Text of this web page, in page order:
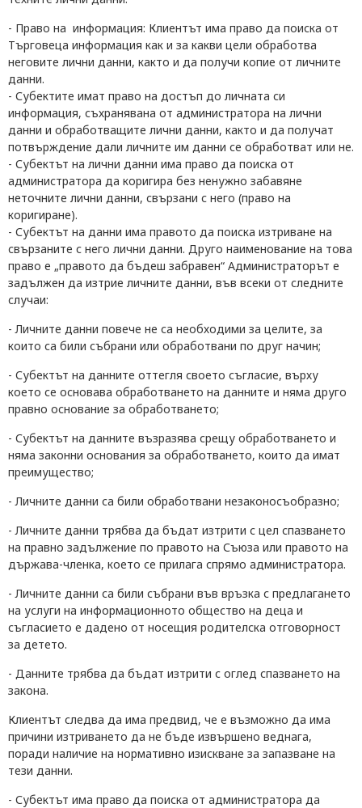
- Право на информация: Клиентът има право да поиска от
Търговеца информация как и за какви цели обработва
неговите лични данни, както и да получи копие от личните
данни.
- Субектите имат право на достъп до личната си
информация, съхранявана от администратора на лични
данни и обработващите лични данни, както и да получат
потвърждение дали личните им данни се обработват или не.
- Субектът на лични данни има право да поиска от
администратора да коригира без ненужно забавяне
неточните лични данни, свързани с него (право на
коригиране).
- Субектът на данни има правото да поиска изтриване на
свързаните с него лични данни. Друго наименование на това
право е „правото да бъдеш забравен“ Администраторът е
задължен да изтрие личните данни, във всеки от следните
случаи:
- Личните данни повече не са необходими за целите, за
които са били събрани или обработвани по друг начин;
- Субектът на данните оттегля своето съгласие, върху
което се основава обработването на данните и няма друго
правно основание за обработването;
- Субектът на данните възразява срещу обработването и
няма законни основания за обработването, които да имат
преимущество;
- Личните данни са били обработвани незаконосъобразно;
- Личните данни трябва да бъдат изтрити с цел спазването
на правно задължение по правото на Съюза или правото на
държава-членка, което се прилага спрямо администратора.
- Личните данни са били събрани във връзка с предлагането
на услуги на информационното общество на деца и
съгласието е дадено от носещия родителска отговорност
за детето.
- Данните трябва да бъдат изтрити с оглед спазването на
закона.
Клиентът следва да има предвид, че е възможно да има
причини изтриването да не бъде извършено веднага,
поради наличие на нормативно изискване за запазване на
тези данни.
- Субектът има право да поиска от администратора да